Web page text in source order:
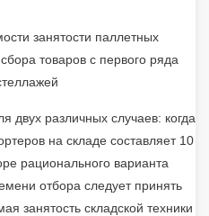
занятости паллетных
товаров с первого ряда
двух различных случаев: когда
на складе составляет 10
рационального варианта
отбора следует принять
занятость складской техники